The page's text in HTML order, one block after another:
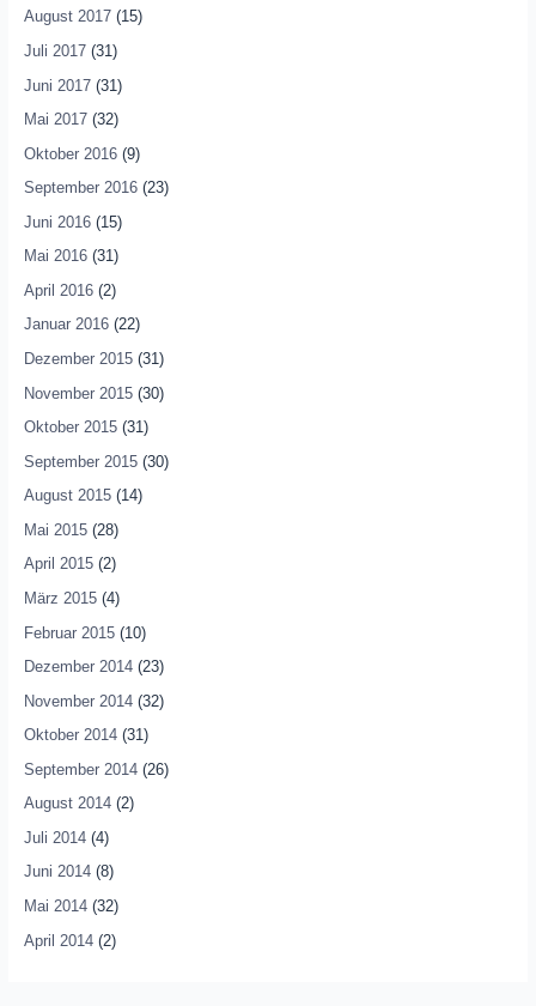
August 2017(15)
Juli 2017(31)
Juni 2017(31)
Mai 2017(32)
Oktober 2016(9)
September 2016(23)
Juni 2016(15)
Mai 2016(31)
April 2016(2)
Januar 2016(22)
Dezember 2015(31)
November 2015(30)
Oktober 2015(31)
September 2015(30)
August 2015(14)
Mai 2015(28)
April 2015(2)
März 2015(4)
Februar 2015(10)
Dezember 2014(23)
November 2014(32)
Oktober 2014(31)
September 2014(26)
August 2014(2)
Juli 2014(4)
Juni 2014(8)
Mai 2014(32)
April 2014(2)